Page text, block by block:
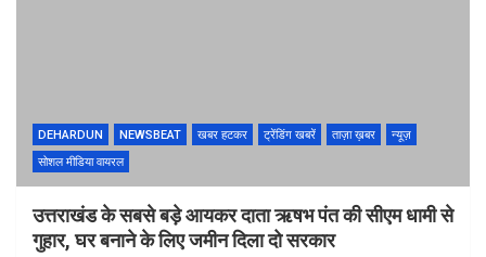
DEHARDUN NEWSBEAT खबर हटकर ट्रेंडिंग खबरें ताज़ा ख़बर
न्यूज़
सोशल मीडिया वायरल
उत्तराखंड के सबसे बड़े आयकर दाता ऋषभ पंत की सीएम धामी से
गुहार, घर बनाने के लिए जमीन दिला दो सरकार